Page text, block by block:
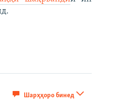
Шарҳҳоро бинед